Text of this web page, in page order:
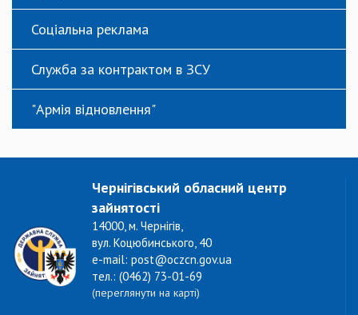
Соціальна реклама
Служба за контрактом в ЗСУ
"Армія відновлення"
Чернігівський обласний центр
зайнятості
14000, м. Чернігів,
вул. Коцюбинського, 40
e-mail: post@oczcn.gov.ua
тел.: (0462) 73-01-69
(переглянути на карті)